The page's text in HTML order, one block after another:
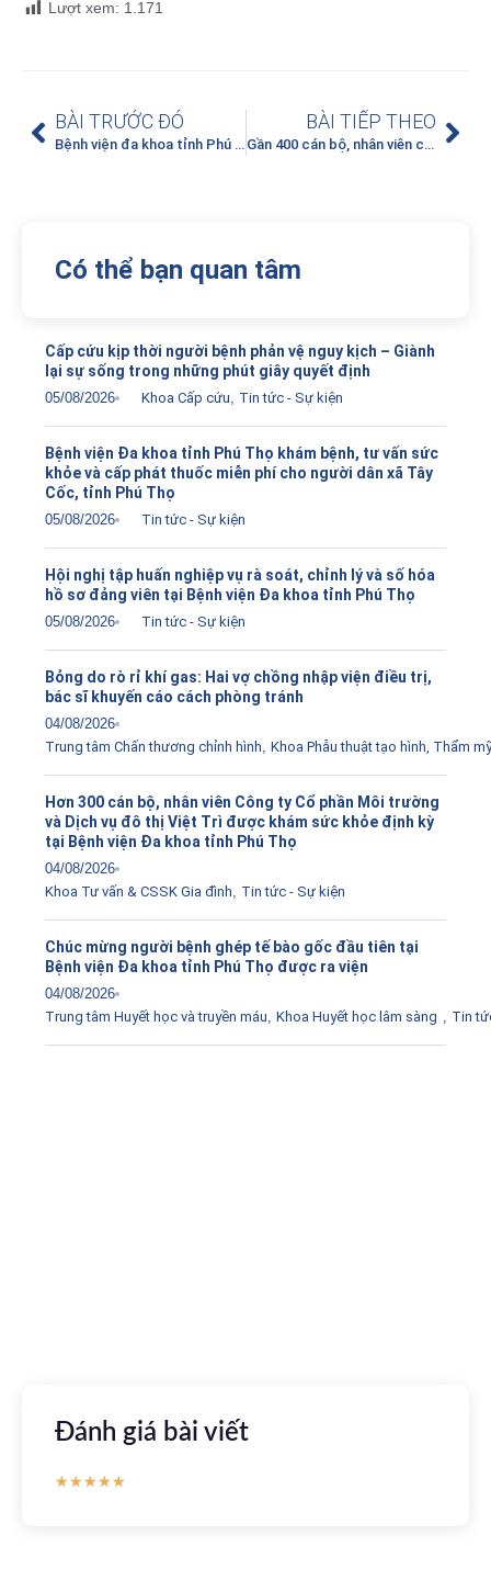
Lượt xem: 1.171
BÀI TRƯỚC ĐÓ
Bệnh viện đa khoa tỉnh Phú Thọ xét duyệt sáng kiến cải tiến kỹ thuật cấp cơ sở năm 2024
BÀI TIẾP THEO
Gần 400 cán bộ, nhân viên công ty Điện lực Phú Thọ được khám sức khỏe toàn diện tại Bệnh viện đa khoa tỉnh Phú Thọ
Có thể bạn quan tâm
Cấp cứu kịp thời người bệnh phản vệ nguy kịch – Giành
lại sự sống trong những phút giây quyết định
05/08/2026 Khoa Cấp cứu Tin tức - Sự kiện
Bệnh viện Đa khoa tỉnh Phú Thọ khám bệnh, tư vấn sức
khỏe và cấp phát thuốc miễn phí cho người dân xã Tây
Cốc, tỉnh Phú Thọ
05/08/2026 Tin tức - Sự kiện
Hội nghị tập huấn nghiệp vụ rà soát, chỉnh lý và số hóa
hồ sơ đảng viên tại Bệnh viện Đa khoa tỉnh Phú Thọ
05/08/2026 Tin tức - Sự kiện
Bỏng do rò rỉ khí gas: Hai vợ chồng nhập viện điều trị,
bác sĩ khuyến cáo cách phòng tránh
04/08/2026
Trung tâm Chấn thương chỉnh hình Khoa Phẫu thuật tạo hình, Thẩm
Hơn 300 cán bộ, nhân viên Công ty Cổ phần Môi trường
và Dịch vụ đô thị Việt Trì được khám sức khỏe định kỳ
tại Bệnh viện Đa khoa tỉnh Phú Thọ
04/08/2026
Khoa Tư vấn & CSSK Gia đình
Tin tức - Sự kiện
Chúc mừng người bệnh ghép tế bào gốc đầu tiên tại
Bệnh viện Đa khoa tỉnh Phú Thọ được ra viện
04/08/2026
Trung tâm Huyết học và truyền máu Khoa Huyết học lâm sàng Tin
Đánh giá bài viết
★★★★★